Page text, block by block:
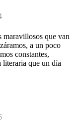
maravillosos que van
a un poco
constantes,
literaria que un día